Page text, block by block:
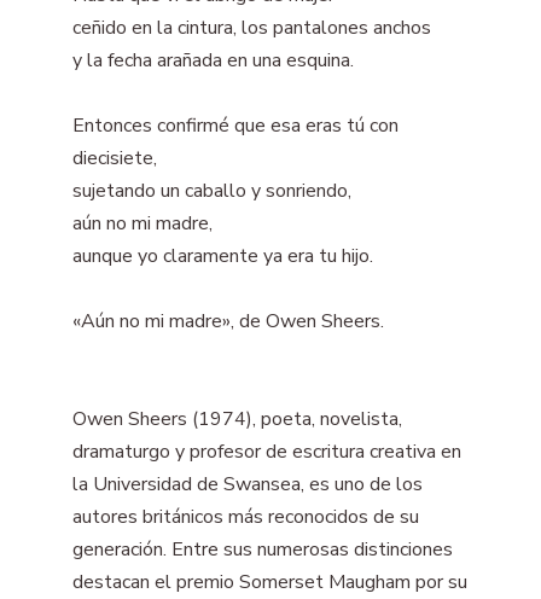
ceñido en la cintura, los pantalones anchos
y la fecha arañada en una esquina.
Entonces confirmé que esa eras tú con
diecisiete,
sujetando un caballo y sonriendo,
aún no mi madre,
aunque yo claramente ya era tu hijo.
«Aún no mi madre», de Owen Sheers.
Owen Sheers (1974), poeta, novelista,
dramaturgo y profesor de escritura creativa en
la Universidad de Swansea, es uno de los
autores británicos más reconocidos de su
generación. Entre sus numerosas distinciones
destacan el premio Somerset Maugham por su